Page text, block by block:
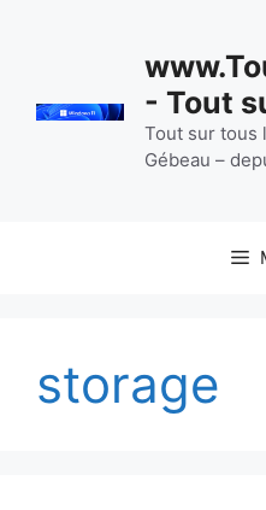
- Tout
Tout sur tous
Gébeau –
storage